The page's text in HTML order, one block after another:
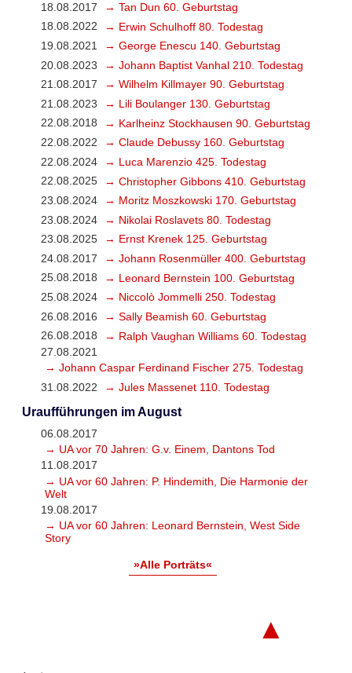
18.08.2017
→ Tan Dun 60. Geburtstag
18.08.2022
→ Erwin Schulhoff 80. Todestag
19.08.2021
→ George Enescu 140. Geburtstag
20.08.2023
→ Johann Baptist Vanhal 210. Todestag
21.08.2017
→ Wilhelm Killmayer 90. Geburtstag
21.08.2023
→ Lili Boulanger 130. Geburtstag
22.08.2018
→ Karlheinz Stockhausen 90. Geburtstag
22.08.2022
→ Claude Debussy 160. Geburtstag
22.08.2024
→ Luca Marenzio 425. Todestag
22.08.2025
→ Christopher Gibbons 410. Geburtstag
23.08.2024
→ Moritz Moszkowski 170. Geburtstag
23.08.2024
→ Nikolai Roslavets 80. Todestag
23.08.2025
→ Ernst Krenek 125. Geburtstag
24.08.2017
→ Johann Rosenmüller 400. Geburtstag
25.08.2018
→ Leonard Bernstein 100. Geburtstag
25.08.2024
→ Niccolò Jommelli 250. Todestag
26.08.2016
→ Sally Beamish 60. Geburtstag
26.08.2018
→ Ralph Vaughan Williams 60. Todestag
27.08.2021
→ Johann Caspar Ferdinand Fischer 275. Todestag
31.08.2022
→ Jules Massenet 110. Todestag
Uraufführungen im August
06.08.2017
→ UA vor 70 Jahren: G.v. Einem, Dantons Tod
11.08.2017
→ UA vor 60 Jahren: P. Hindemith, Die Harmonie der
Welt
19.08.2017
→ UA vor 60 Jahren: Leonard Bernstein, West Side
Story
»Alle Porträts«
▲